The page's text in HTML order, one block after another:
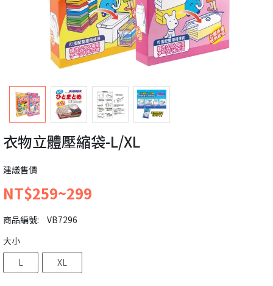
衣物立體壓縮袋-L/XL
建議售價
NT$259~299
商品編號: VB7296
大小
L
XL